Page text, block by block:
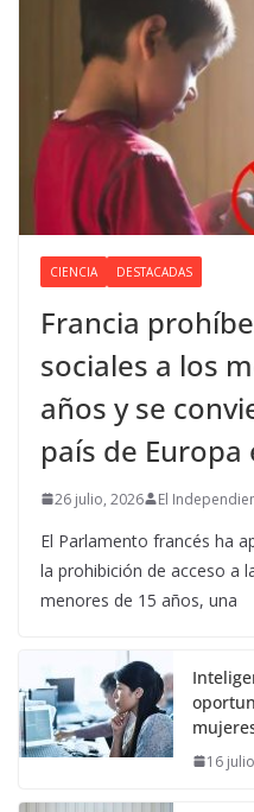
CIENCIA DESTACADAS
Francia
sociales a los
años y se
país de Europa
26 julio, 2026 El
El Parlamento francés ha
la prohibición de acceso a
menores de 15 años, una
16